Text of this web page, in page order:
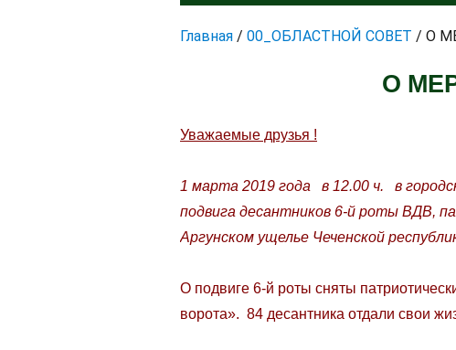
Главная / 00_ОБЛАСТНОЙ СОВЕТ / О
О
Уважаемые друзья !
1 марта 2019 года в 12.00 ч. в
подвига десантников 6-й роты ВДВ,
Аргунском ущелье Чеченской
О подвиге 6-й роты сняты
ворота». 84 десантника отдали свои